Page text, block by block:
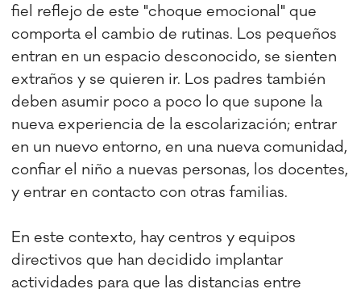
fiel reflejo de este "choque emocional" que
comporta el cambio de rutinas. Los pequeños
entran en un espacio desconocido, se sienten
extraños y se quieren ir. Los padres también
deben asumir poco a poco lo que supone la
nueva experiencia de la escolarización; entrar
en un nuevo entorno, en una nueva comunidad,
confiar el niño a nuevas personas, los docentes,
y entrar en contacto con otras familias.
En este contexto, hay centros y equipos
directivos que han decidido implantar
actividades para que las distancias entre